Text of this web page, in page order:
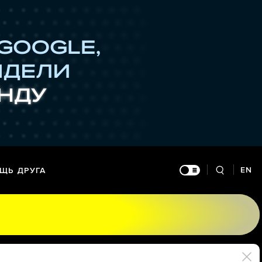
ДРУГА EN